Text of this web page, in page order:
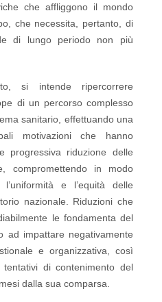
che affliggono il mondo
che necessita, pertanto, di
di lungo periodo non più
si intende ripercorrere
di un percorso complesso
sanitario, effettuando una
motivazioni che hanno
progressiva riduzione delle
compromettendo in modo
e l’equità delle
nazionale. Riduzioni che
le fondamenta del
ad impattare negativamente
e organizzativa, così
di contenimento del
dalla sua comparsa.